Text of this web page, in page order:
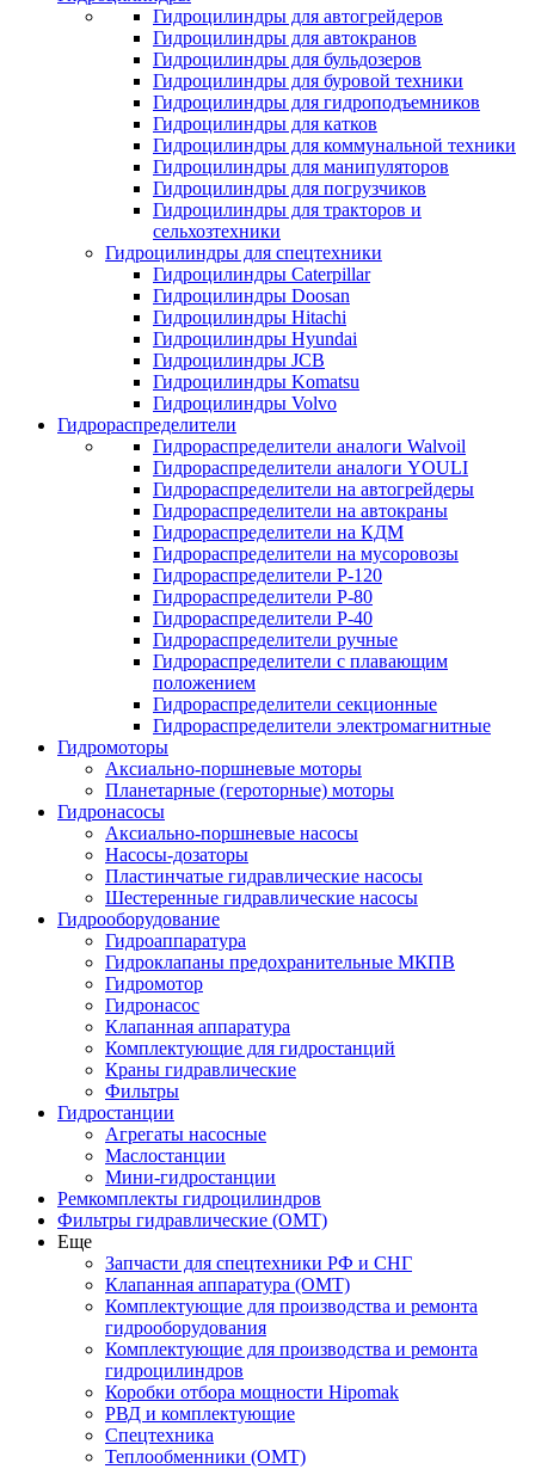
Гидроцилиндры для автогрейдеров
Гидроцилиндры для автокранов
Гидроцилиндры для бульдозеров
Гидроцилиндры для буровой техники
Гидроцилиндры для гидроподъемников
Гидроцилиндры для катков
Гидроцилиндры для коммунальной техники
Гидроцилиндры для манипуляторов
Гидроцилиндры для погрузчиков
Гидроцилиндры для тракторов и
сельхозтехники
Гидроцилиндры для спецтехники
Гидроцилиндры Caterpillar
Гидроцилиндры Doosan
Гидроцилиндры Hitachi
Гидроцилиндры Hyundai
Гидроцилиндры JCB
Гидроцилиндры Komatsu
Гидроцилиндры Volvo
Гидрораспределители
Гидрораспределители аналоги Walvoil
Гидрораспределители аналоги YOULI
Гидрораспределители на автогрейдеры
Гидрораспределители на автокраны
Гидрораспределители на КДМ
Гидрораспределители на мусоровозы
Гидрораспределители Р-120
Гидрораспределители Р-80
Гидрораспределители Р-40
Гидрораспределители ручные
Гидрораспределители с плавающим
положением
Гидрораспределители секционные
Гидрораспределители электромагнитные
Гидромоторы
Аксиально-поршневые моторы
Планетарные (героторные) моторы
Гидронасосы
Аксиально-поршневые насосы
Насосы-дозаторы
Пластинчатые гидравлические насосы
Шестеренные гидравлические насосы
Гидрооборудование
Гидроаппаратура
Гидроклапаны предохранительные МКПВ
Гидромотор
Гидронасос
Клапанная аппаратура
Комплектующие для гидростанций
Краны гидравлические
Фильтры
Гидростанции
Агрегаты насосные
Маслостанции
Мини-гидростанции
Ремкомплекты гидроцилиндров
Фильтры гидравлические (OMT)
Еще
Запчасти для спецтехники РФ и СНГ
Клапанная аппаратура (OMT)
Комплектующие для производства и ремонта
гидрооборудования
Комплектующие для производства и ремонта
гидроцилиндров
Коробки отбора мощности Hipomak
РВД и комплектующие
Спецтехника
Теплообменники (OMT)